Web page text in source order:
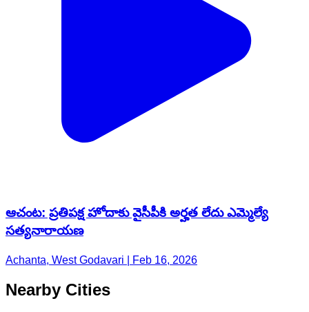
ఆచంట: ప్రతిపక్ష హోదాకు వైసీపీకి అర్హత లేదు ఎమ్మెల్యే
సత్యనారాయణ
Achanta, West Godavari | Feb 16, 2026
Nearby Cities